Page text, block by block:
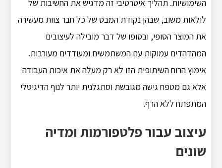
השימושיות. תהליך איטרטיבי זה מדגיש את החשיבות של
לולאות משוב, שבהן נקודת המבט של כל חבר צוות מעשירה
את המוצר הסופי, ובסופו של דבר מובילה לעיצובים
המהדהדים עמוקות עם המשתמשים ומעודדים מעורבות.
אימוץ הרוח השיתופית הזו לא רק מעלה את איכות העבודה
אלא גם מטפח גישה מגובשת וסתגלנית יותר לנוף הדיגיטלי
המתפתח ללא הרף.
עיצוב עבור פלטפורמות ומדיה
שונים